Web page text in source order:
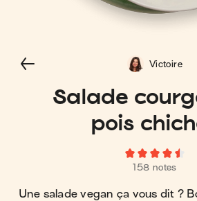
Salade
pois
158 notes
Une salade vegan ça vous dit ?
Victoire